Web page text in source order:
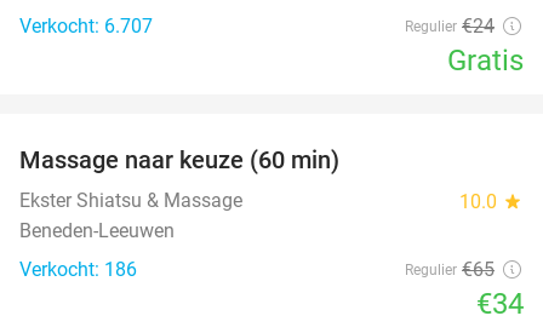
Verkocht: 6.707
Regulier €24
Gratis
Massage naar keuze (60 min)
Ekster Shiatsu & Massage 10.0 star
Beneden-Leeuwen
Verkocht: 186
Regulier €65
€34